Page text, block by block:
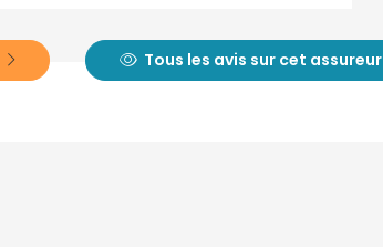
Tous les avis sur cet assureur